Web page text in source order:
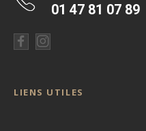
01 47 81 07 89
LIENS UTILES